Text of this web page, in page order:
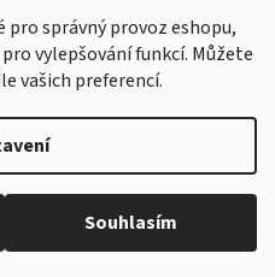
správný provoz eshopu,
vylepšování funkcí. Můžete
vašich preferencí.
Souhlasím
. Všechna práva
nastavení cookies